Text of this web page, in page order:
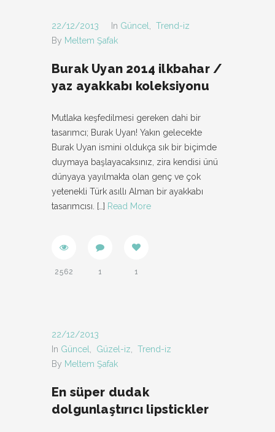
22/12/2013 In Güncel
Trend-iz
By Meltem Şafak
Burak Uyan 2014 ilkbahar /
yaz ayakkabı koleksiyonu
Mutlaka keşfedilmesi gereken dahi bir
tasarımcı; Burak Uyan! Yakın gelecekte
Burak Uyan ismini oldukça sık bir biçimde
duymaya başlayacaksınız, zira kendisi ünü
dünyaya yayılmakta olan genç ve çok
yetenekli Türk asıllı Alman bir ayakkabı
tasarımcısı.
[…] Read More
2562 1 1
22/12/2013
In Güncel Güzel-iz
Trend-iz
By Meltem Şafak
En süper dudak
dolgunlaştırıcı lipstickler